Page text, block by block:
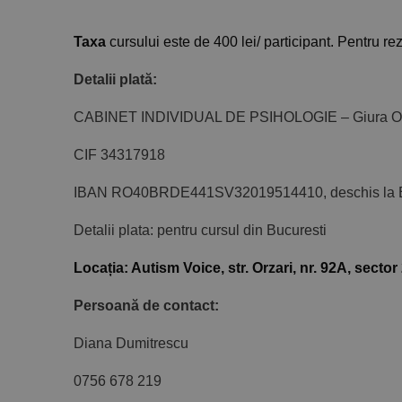
Taxa cursului este de 400 lei/ participant. Pentru
Detalii plată:
CABINET INDIVIDUAL DE PSIHOLOGIE – Giura
CIF 34317918
IBAN RO40BRDE441SV32019514410, deschis la
Detalii plata: pentru cursul din Bucuresti
Locația: Autism Voice, str. Orzari, nr. 92A,
Persoană de contact:
Diana Dumitrescu
0756 678 219